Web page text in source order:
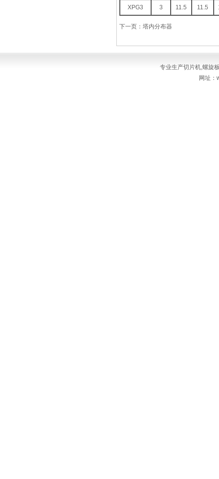
XPG3 3 11.5 11.5
下一页：塔内分布器
专业生产切片机,螺旋
网址